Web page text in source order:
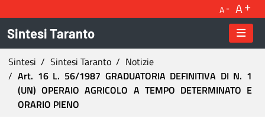
A A
Sintesi Taranto
Ti trovi in:
Sintesi Sintesi Taranto
Notizie
Art. 16 L. 56/1987 GRADUATORIA DEFINITIVA DI N. 1
(UN) OPERAIO AGRICOLO A TEMPO DETERMINATO E
ORARIO PIENO